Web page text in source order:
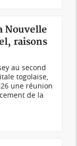
Nouvelle
raisons
au second
togolaise,
une réunion
de la